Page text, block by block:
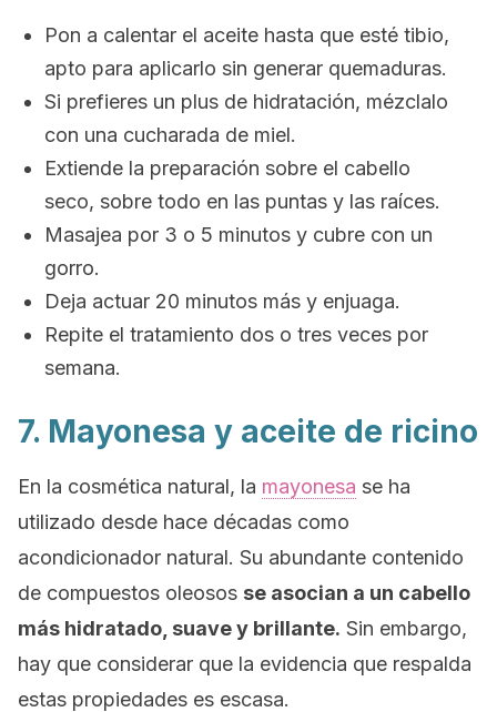
Pon a calentar el aceite hasta que esté tibio,
apto para aplicarlo sin generar quemaduras.
Si prefieres un plus de hidratación, mézclalo
con una cucharada de miel.
Extiende la preparación sobre el cabello
seco, sobre todo en las puntas y las raíces.
Masajea por 3 o 5 minutos y cubre con un
gorro.
Deja actuar 20 minutos más y enjuaga.
Repite el tratamiento dos o tres veces por
semana.
7. Mayonesa y aceite de ricino
En la cosmética natural, la mayonesa se ha
utilizado desde hace décadas como
acondicionador natural. Su abundante contenido
de compuestos oleosos se asocian a un cabello
más hidratado, suave y brillante. Sin embargo,
hay que considerar que la evidencia que respalda
estas propiedades es escasa.